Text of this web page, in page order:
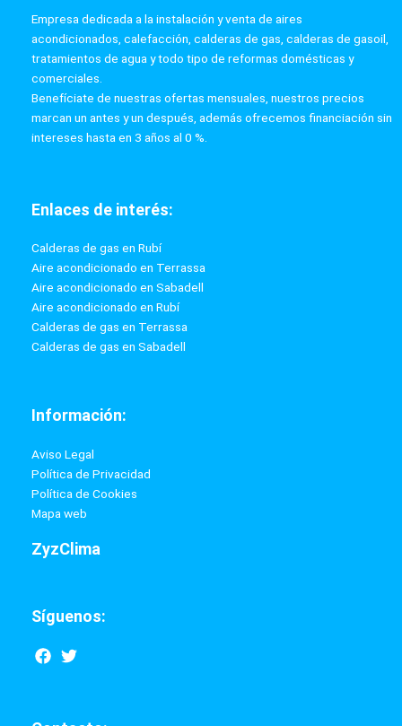
Empresa dedicada a la instalación y venta de aires
acondicionados, calefacción, calderas de gas, calderas de gasoil,
tratamientos de agua y todo tipo de reformas domésticas y
comerciales.
Benefíciate de nuestras ofertas mensuales, nuestros precios
marcan un antes y un después, además ofrecemos financiación sin
intereses hasta en 3 años al 0 %.
Enlaces de interés:
Calderas de gas en Rubí
Aire acondicionado en Terrassa
Aire acondicionado en Sabadell
Aire acondicionado en Rubí
Calderas de gas en Terrassa
Calderas de gas en Sabadell
Información:
Aviso Legal
Política de Privacidad
Política de Cookies
Mapa web
ZyzClima
Síguenos:
F
a
T
w